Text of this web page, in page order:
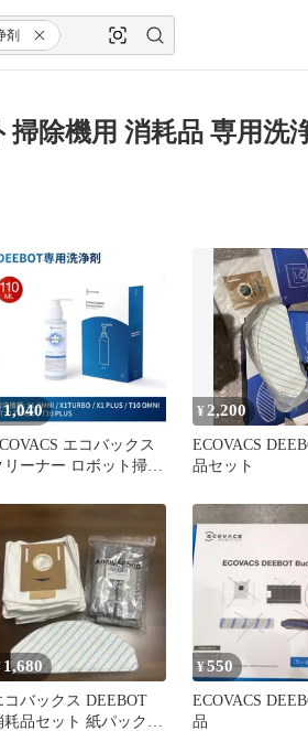
剤
除機用 消耗品 専用洗
1,040
エコバックス
リーナー ロボット掃除
110ml） D-SO01-0021
¥ 2,200
ECOVACS
品セット
1,680
コバックス DEEBOT
耗品セット 紙パック
¥550
ECOVACS
品